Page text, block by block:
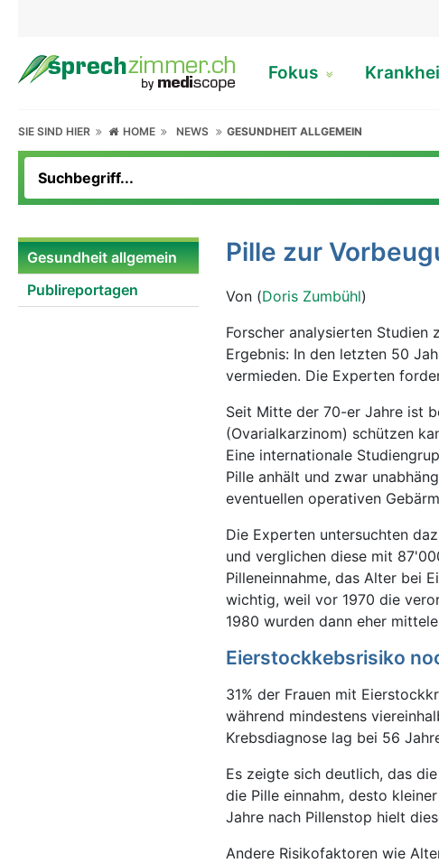
Fokus
SIE SIND HIER HOME NEWS GESUNDHEIT ALLGEMEIN
Gesundheit allgemein
Publireportagen
Pille zur
Von (Doris Zumbühl)
Forscher analysierten Studien
Ergebnis: In den letzten 50 Jahren wurden
vermieden. Die Experten
Seit Mitte der 70-er Jahre ist
(Ovarialkarzinom) schützen
Eine internationale
Pille anhält und zwar
eventuellen operativen
Die Experten untersuchten
und verglichen diese mit
Pilleneinnahme, das Alter bei
wichtig, weil vor 1970 die
1980 wurden dann eher
Eierstockkebsrisiko
31% der Frauen mit
während mindestens
Krebsdiagnose lag bei 56
Es zeigte sich deutlich, das
die Pille einnahm, desto
Jahre nach Pillenstop hielt
Andere Risikofaktoren wie